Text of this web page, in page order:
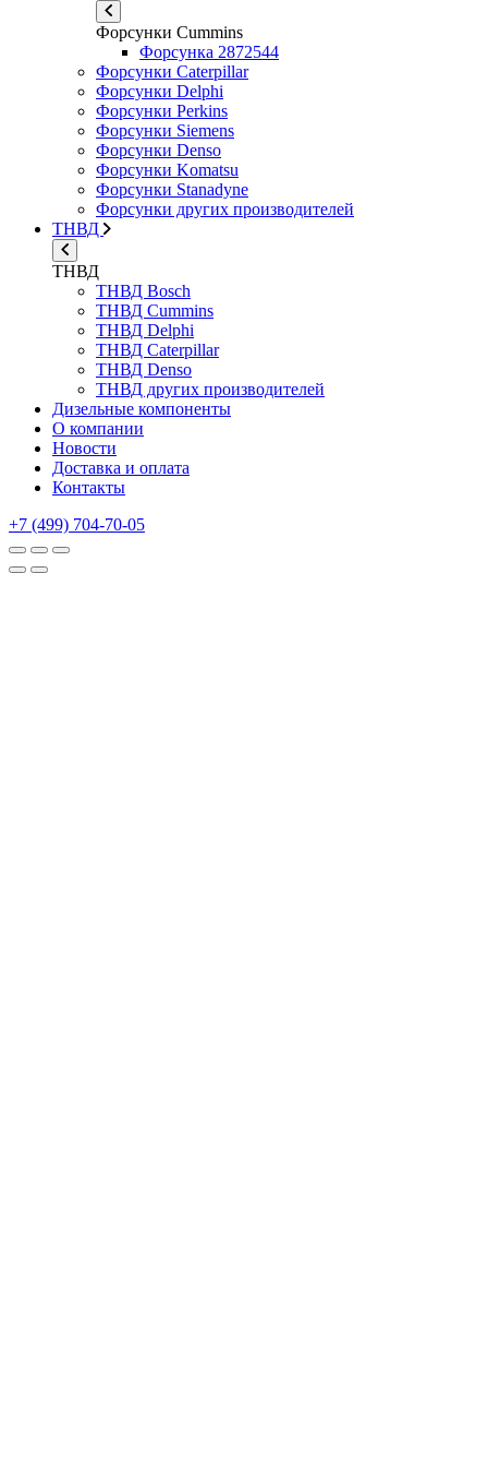
Форсунки Cummins
Форсунка 2872544
Форсунки Caterpillar
Форсунки Delphi
Форсунки Perkins
Форсунки Siemens
Форсунки Denso
Форсунки Komatsu
Форсунки Stanadyne
Форсунки других производителей
ТНВД
ТНВД
ТНВД Bosch
ТНВД Cummins
ТНВД Delphi
ТНВД Caterpillar
ТНВД Denso
ТНВД других производителей
Дизельные компоненты
О компании
Новости
Доставка и оплата
Контакты
+7 (499) 704-70-05